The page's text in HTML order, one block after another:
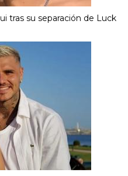
tras su separación de Luck